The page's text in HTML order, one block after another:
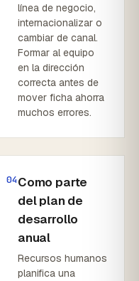
línea de negocio,
internacionalizar o
cambiar de canal.
Formar al equipo
en la dirección
correcta antes de
mover ficha ahorra
muchos errores.
04Como parte
del plan de
desarrollo
anual
Recursos humanos
planifica una